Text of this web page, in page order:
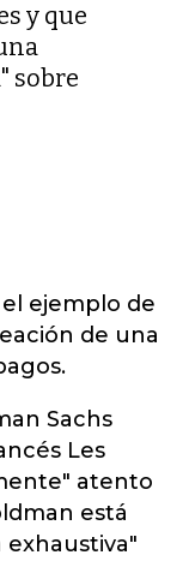
y que
sobre
ejemplo de
de una
Sachs
Les
atento
está
exhaustiva"